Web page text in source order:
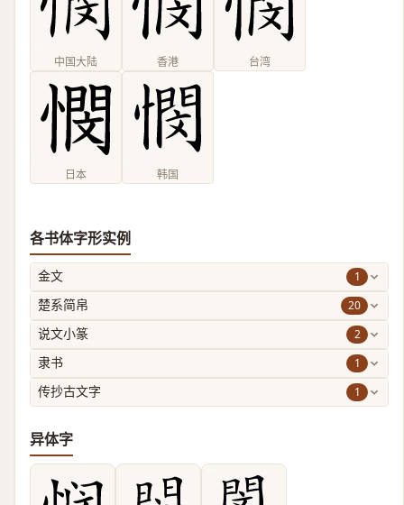
中国大陆 香港 台湾
日本 韩国
各书体字形实例
金文 1
楚系简帛 20
说文小篆 2
隶书 1
传抄古文字 1
异体字